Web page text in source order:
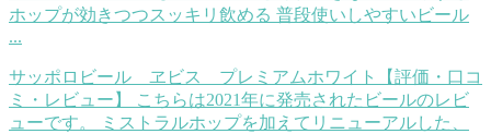
ホップが効きつつスッキリ飲める 普段使いしやすいビール
...
サッポロビール ヱビス プレミアムホワイト【評価・口コ
ミ・レビュー】
こちらは2021年に発売されたビールのレビ
ューです。 ミストラルホップを加えてリニューアルした、